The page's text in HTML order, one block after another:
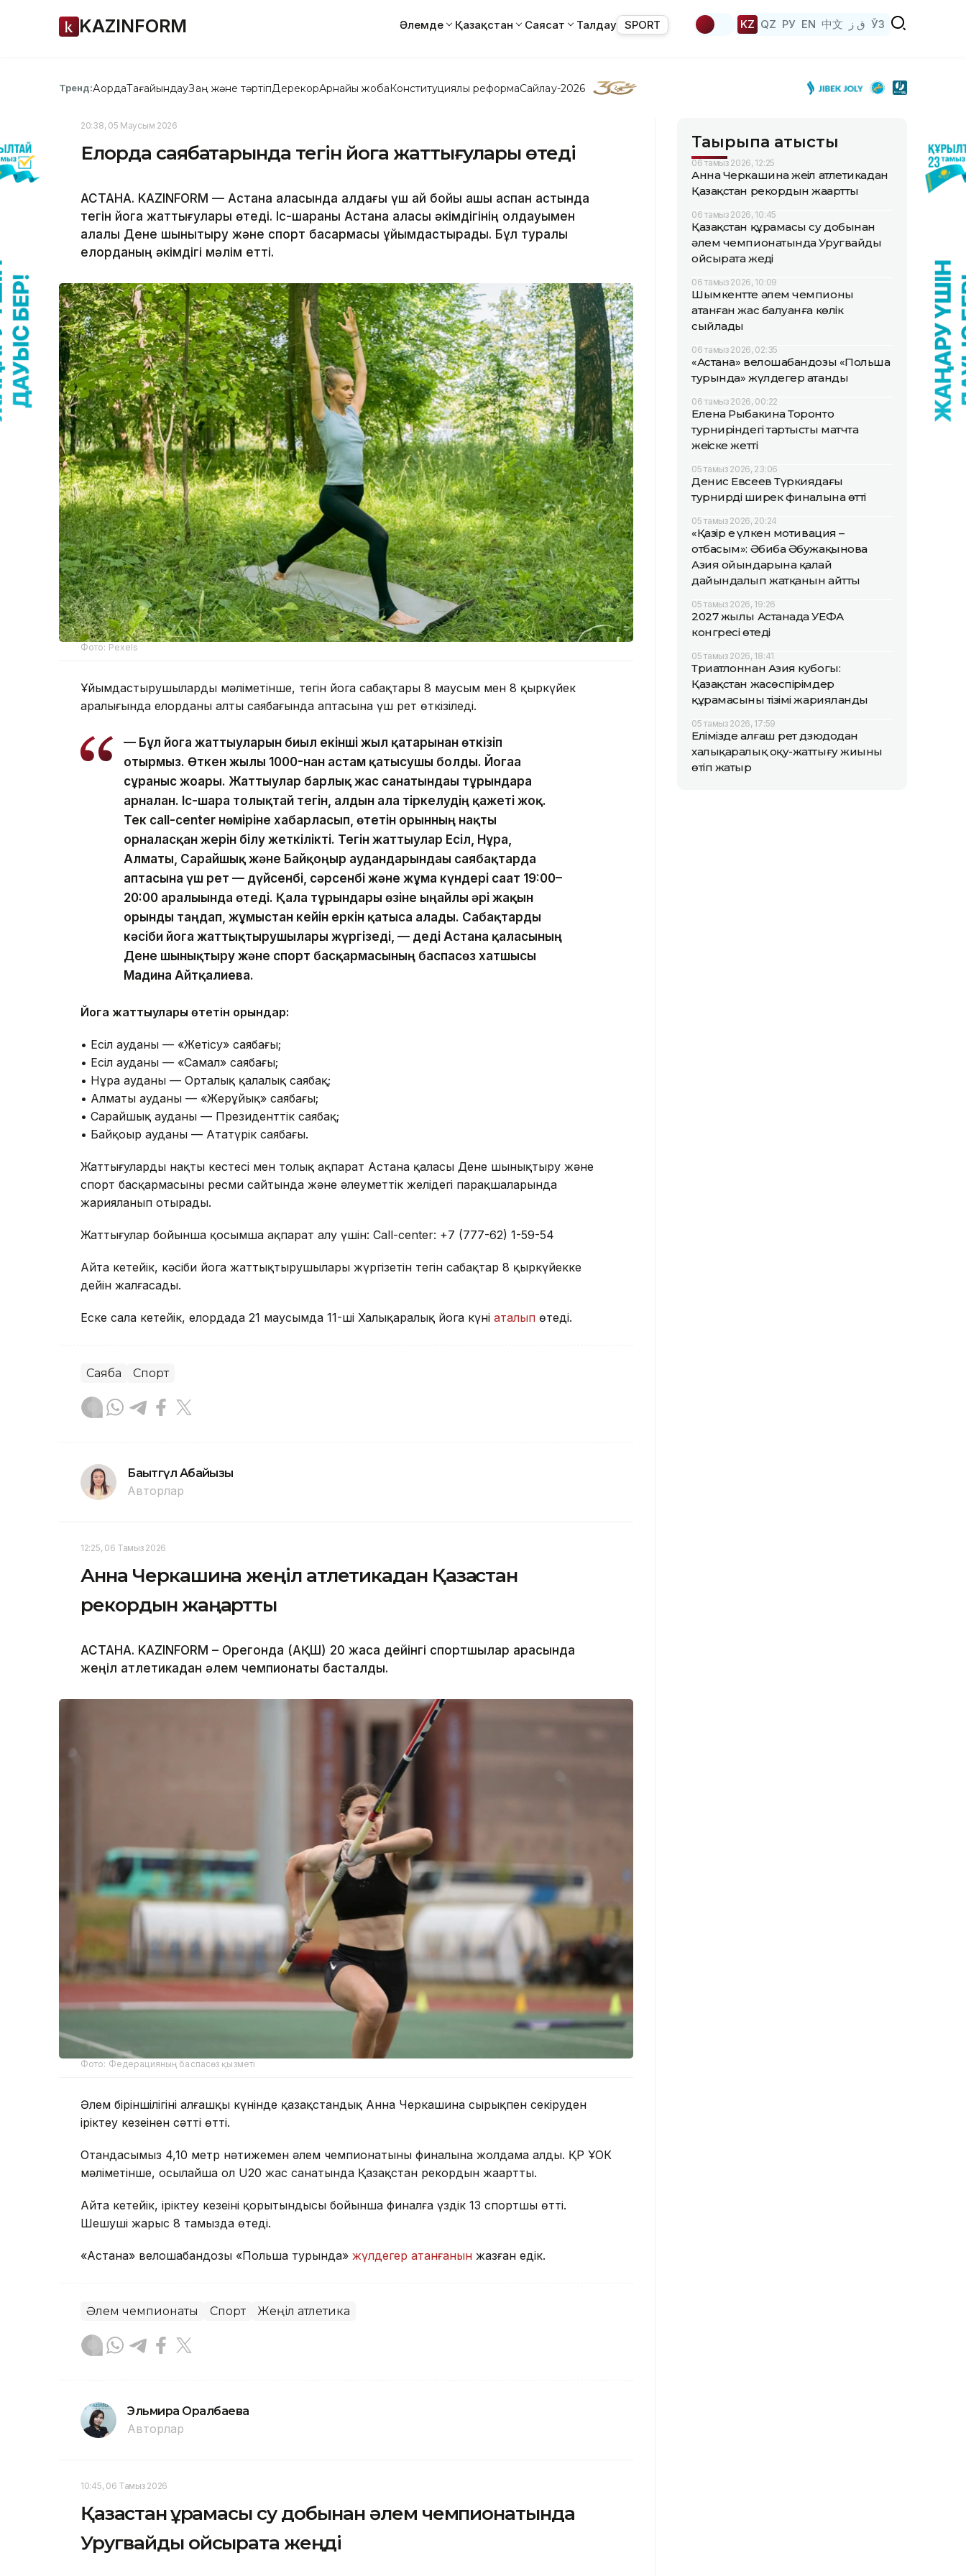
KAZINFORM Әлемде Қазақстан Саясат Талдау SPORT KZ QZ РУ EN 中文 ق ز ЎЗ
Тренд:АқордаТағайындауЗаң және тәртіпДерекқорАрнайы жобаКонституциялық реформаСайлау-2026
20:38, 05 Маусым 2026
Елорда саябақтарында тегін йога жаттығулары өтеді
АСТАНА. KAZINFORM — Астана қаласында алдағы үш ай бойы ашық аспан астында
тегін йога жаттығулары өтеді. Іс-шараны Астана қаласы әкімдігінің қолдауымен
қалалық Дене шынықтыру және спорт басқармасы ұйымдастырады. Бұл туралы
елорданың әкімдігі мәлім етті.
Фото: Pexels
Ұйымдастырушылардың мәліметінше, тегін йога сабақтары 8 маусым мен 8 қыркүйек
аралығында елорданың алты саябағында аптасына үш рет өткізіледі.
— Бұл йога жаттығуларын биыл екінші жыл қатарынан өткізіп
отырмыз. Өткен жылы 1000-нан астам қатысушы болды. Йогаға
сұраныс жоғары. Жаттығулар барлық жас санатындағы тұрғындарға
арналған. Іс-шара толықтай тегін, алдын ала тіркелудің қажеті жоқ.
Тек call-center нөміріне хабарласып, өтетін орынның нақты
орналасқан жерін білу жеткілікті. Тегін жаттығулар Есіл, Нұра,
Алматы, Сарайшық және Байқоңыр аудандарындағы саябақтарда
аптасына үш рет — дүйсенбі, сәрсенбі және жұма күндері сағат 19:00–
20:00 аралығында өтеді. Қала тұрғындары өзіне ыңғайлы әрі жақын
орынды таңдап, жұмыстан кейін еркін қатыса алады. Сабақтарды
кәсіби йога жаттықтырушылары жүргізеді, — деді Астана қаласының
Дене шынықтыру және спорт басқармасының баспасөз хатшысы
Мадина Айтқалиева.
Йога жаттығулары өтетін орындар:
• Есіл ауданы — «Жетісу» саябағы;
• Есіл ауданы — «Самал» саябағы;
• Нұра ауданы — Орталық қалалық саябақ;
• Алматы ауданы — «Жерұйық» саябағы;
• Сарайшық ауданы — Президенттік саябақ;
• Байқоңыр ауданы — Ататүрік саябағы.
Жаттығулардың нақты кестесі мен толық ақпарат Астана қаласы Дене шынықтыру және
спорт басқармасының ресми сайтында және әлеуметтік желідегі парақшаларында
жарияланып отырады.
Жаттығулар бойынша қосымша ақпарат алу үшін: Call-center: +7 (777-62) 1-59-54
Айта кетейік, кәсіби йога жаттықтырушылары жүргізетін тегін сабақтар 8 қыркүйекке
дейін жалғасады.
Еске сала кетейік, елордада 21 маусымда 11-ші Халықаралық йога күні аталып өтеді.
Саябақ Спорт
Бақытгүл Абайқызы
Авторлар
12:25, 06 Тамыз 2026
Анна Черкашина жеңіл атлетикадан Қазақстан
рекордын жаңартты
АСТАНА. KAZINFORM – Орегонда (АҚШ) 20 жасқа дейінгі спортшылар арасында
жеңіл атлетикадан әлем чемпионаты басталды.
Фото: Федерацияның баспасөз қызметі
Әлем біріншілігінің алғашқы күнінде қазақстандық Анна Черкашина сырықпен секіруден
іріктеу кезеңінен сәтті өтті.
Отандасымыз 4,10 метр нәтижемен әлем чемпионатының финалына жолдама алды. ҚР ҰОК
мәліметінше, осылайша ол U20 жас санатында Қазақстан рекордын жаңартты.
Айта кетейік, іріктеу кезеңінің қорытындысы бойынша финалға үздік 13 спортшы өтті.
Шешуші жарыс 8 тамызда өтеді.
«Астана» велошабандозы «Польша турында» жүлдегер атанғанын жазған едік.
Әлем чемпионаты Спорт Жеңіл атлетика
Эльмира Оралбаева
Авторлар
10:45, 06 Тамыз 2026
Қазақстан құрамасы су добынан әлем чемпионатында
Уругвайды ойсырата жеңді
Тақырыпқа қатысты
06 тамыз 2026, 12:25
Анна Черкашина жеңіл атлетикадан
Қазақстан рекордын жаңартты
06 тамыз 2026, 10:45
Қазақстан құрамасы су добынан
әлем чемпионатында Уругвайды
ойсырата жеңді
06 тамыз 2026, 10:09
Шымкентте әлем чемпионы
атанған жас балуанға көлік
сыйлады
06 тамыз 2026, 02:35
«Астана» велошабандозы «Польша
турында» жүлдегер атанды
06 тамыз 2026, 00:22
Елена Рыбакина Торонто
турниріндегі тартысты матчта
жеңіске жетті
05 тамыз 2026, 23:06
Денис Евсеев Түркиядағы
турнирдің ширек финалына өтті
05 тамыз 2026, 20:24
«Қазір ең үлкен мотивация –
отбасым»: Әбиба Әбужақынова
Азия ойындарына қалай
дайындалып жатқанын айтты
05 тамыз 2026, 19:26
2027 жылы Астанада УЕФА
конгресі өтеді
05 тамыз 2026, 18:41
Триатлоннан Азия кубогы:
Қазақстан жасөспірімдер
құрамасының тізімі жарияланды
05 тамыз 2026, 17:59
Елімізде алғаш рет дзюдодан
халықаралық оқу-жаттығу жиыны
өтіп жатыр